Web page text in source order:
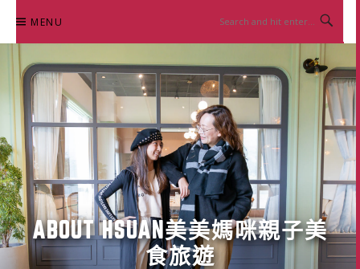
content
MENU
ABOUT HSUAN美美媽咪親子美
食旅遊